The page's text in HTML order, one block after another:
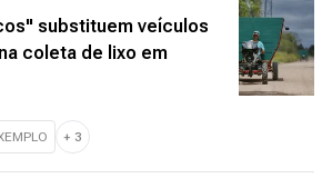
substituem veículos
coleta de lixo em
+ 3